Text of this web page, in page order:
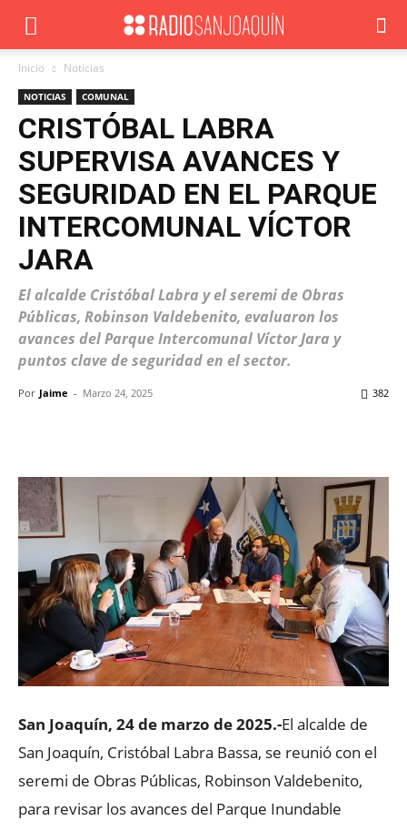
Inicio Noticias
NOTICIAS COMUNAL
CRISTÓBAL LABRA
SUPERVISA AVANCES Y
SEGURIDAD EN EL PARQUE
INTERCOMUNAL VÍCTOR
JARA
El alcalde Cristóbal Labra y el seremi de Obras
Públicas, Robinson Valdebenito, evaluaron los
avances del Parque Intercomunal Víctor Jara y
puntos clave de seguridad en el sector.
Por Jaime - Marzo 24, 2025 382
San Joaquín, 24 de marzo de 2025.-El alcalde de
San Joaquín, Cristóbal Labra Bassa, se reunió con el
seremi de Obras Públicas, Robinson Valdebenito,
para revisar los avances del Parque Inundable